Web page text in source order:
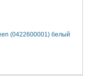
(0422600001) белый